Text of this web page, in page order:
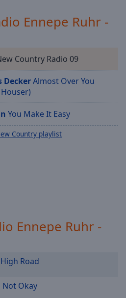
Radio
Pop
2000er
Oldie
Rockc Classic
Ennepe Ruhr -
Country Radio 09
DeckerAlmost Over You
You Make It Easy
Country playlist
Ennepe Ruhr -
Road
Okay